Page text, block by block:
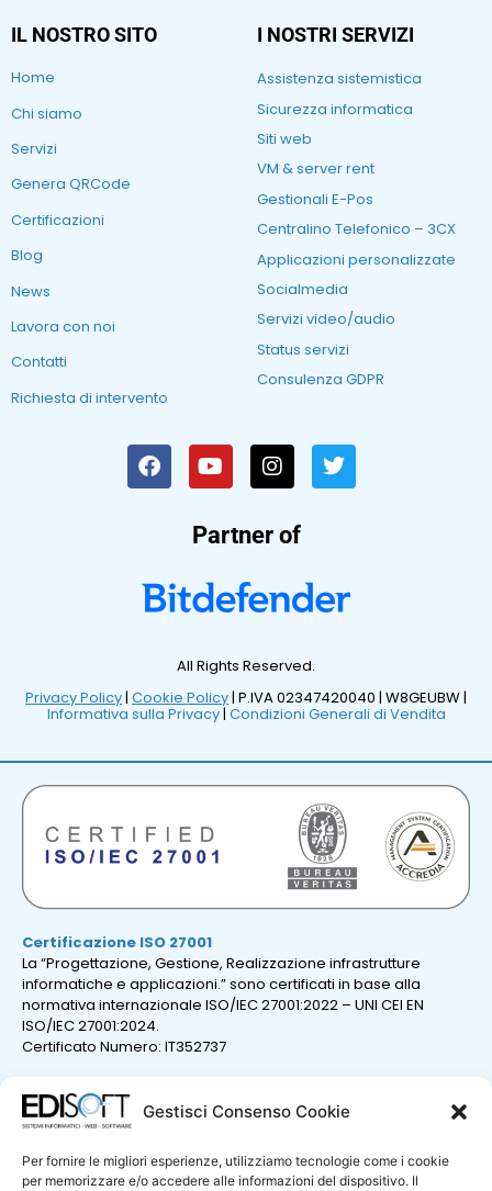
Gestisci Consenso Cookie
Per fornire le migliori esperienze, utilizziamo tecnologie come i cookie
per memorizzare e/o accedere alle informazioni del dispositivo. Il
IL NOSTRO SITO
Home
Chi siamo
Servizi
Genera QRCode
Certificazioni
Blog
News
Lavora con noi
Contatti
Richiesta di intervento
I NOSTRI SERVIZI
Assistenza sistemistica
Sicurezza informatica
Siti web
VM & server rent
Gestionali E-Pos
Centralino Telefonico – 3CX
Applicazioni personalizzate
Socialmedia
Servizi video/audio
Status servizi
Consulenza GDPR
Partner of
All Rights Reserved.
Privacy Policy| Cookie Policy| P.IVA 02347420040 | W8GEUBW |
Informativa sulla Privacy| Condizioni Generali di Vendita
Certificazione ISO 27001
La “Progettazione, Gestione, Realizzazione infrastrutture
informatiche e applicazioni.” sono certificati in base alla
normativa internazionale ISO/IEC 27001:2022 – UNI CEI EN
ISO/IEC 27001:2024.
Certificato Numero: IT352737